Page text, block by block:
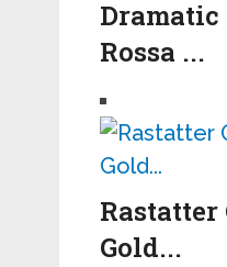
Dramatic
Rossa ...
Rastatter
Gold...